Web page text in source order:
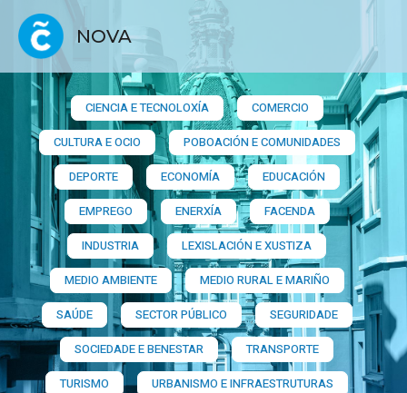
NOVA
CIENCIA E TECNOLOXÍA
COMERCIO
CULTURA E OCIO
POBOACIÓN E COMUNIDADES
DEPORTE
ECONOMÍA
EDUCACIÓN
EMPREGO
ENERXÍA
FACENDA
INDUSTRIA
LEXISLACIÓN E XUSTIZA
MEDIO AMBIENTE
MEDIO RURAL E MARIÑO
SAÚDE
SECTOR PÚBLICO
SEGURIDADE
SOCIEDADE E BENESTAR
TRANSPORTE
TURISMO
URBANISMO E INFRAESTRUTURAS